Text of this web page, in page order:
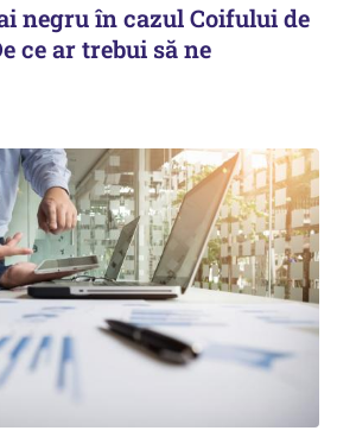
negru în cazul Coifului de
ce ar trebui să ne